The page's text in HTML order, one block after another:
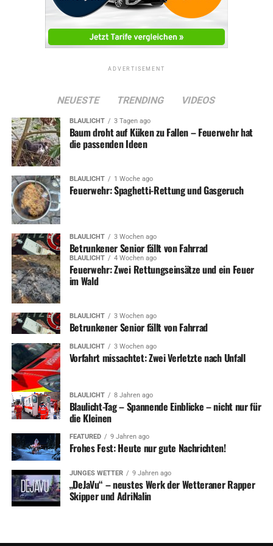
Die Polizei war ebenfalls vor Ort und hat ihre
Ermittlungen wegen illegaler Abfallentsorgung
aufgenommen.
Symbolfoto / Archiv
ADVERTISEMENT
RELATED TOPICS: BLAULICHT FEUERWEHR
NEWS
UMWELT
UP NEXT
Feuerwehr unterstützt Rettungsdienst
DON'T MISS
Aktion „Toter Winkel“ bei der Jugendfeuerwehr
ADVERTISEMENT
NEUESTE TRENDING VIDEOS
BLAULICHT 3 Tagen ago
Baum droht auf Küken zu Fallen – Feuerwehr hat
die passenden Ideen
BLAULICHT 1 Woche ago
Feuerwehr: Spaghetti-Rettung und Gasgeruch
BLAULICHT 3 Wochen ago
Betrunkener Senior fällt von Fahrrad
BLAULICHT 4 Wochen ago
Feuerwehr: Zwei Rettungseinsätze und ein Feuer
im Wald
BLAULICHT 3 Wochen ago
Betrunkener Senior fällt von Fahrrad
BLAULICHT 3 Wochen ago
Vorfahrt missachtet: Zwei Verletzte nach Unfall
BLAULICHT 8 Jahren ago
Blaulicht-Tag – Spannende Einblicke – nicht nur für
die Kleinen
FEATURED 9 Jahren ago
Frohes Fest: Heute nur gute Nachrichten!
JUNGES WETTER 9 Jahren ago
„DeJaVu“ – neustes Werk der Wetteraner Rapper
Skipper und AdriNalin